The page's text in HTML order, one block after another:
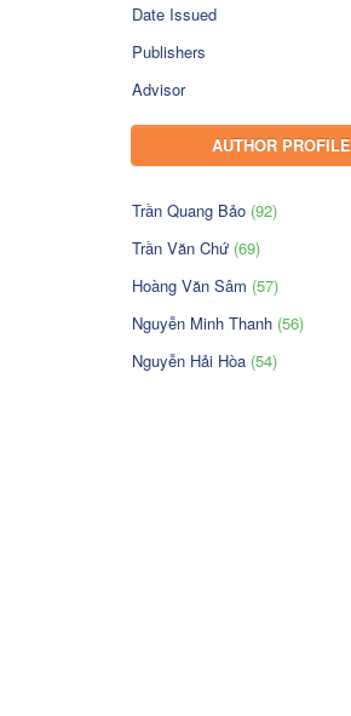
Date Issued
Publishers
Advisor
AUTHOR PROFILE
Trần Quang Bảo (92)
Trần Văn Chứ (69)
Hoàng Văn Sâm (57)
Nguyễn Minh Thanh (56)
Nguyễn Hải Hòa (54)